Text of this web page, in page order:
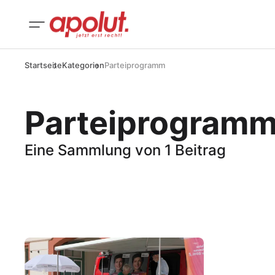
StartseiteKategorienParteiprogramm
Eine Sammlung von 1 Beitrag